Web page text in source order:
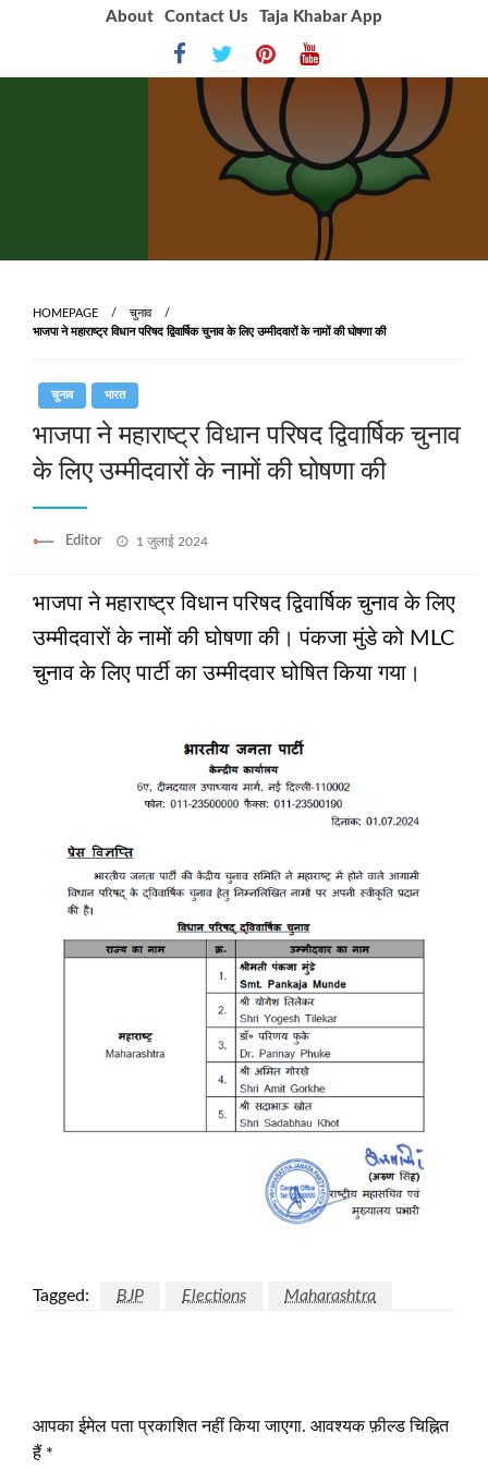
About Contact Us Taja Khabar App
HOMEPAGE
चुनाव
भाजपा ने महाराष्ट्र विधान परिषद द्विवार्षिक चुनाव के लिए उम्मीदवारों के नामों की घोषणा की
चुनाव भारत
भाजपा ने महाराष्ट्र विधान परिषद द्विवार्षिक चुनाव
के लिए उम्मीदवारों के नामों की घोषणा की
Editor
Posted
1 जुलाई 2024
भाजपा ने महाराष्ट्र विधान परिषद द्विवार्षिक चुनाव के लिए
उम्मीदवारों के नामों की घोषणा की। पंकजा मुंडे को MLC
चुनाव के लिए पार्टी का उम्मीदवार घोषित किया गया।
Tagged: BJP Elections Maharashtra
आपका ईमेल पता प्रकाशित नहीं किया जाएगा. आवश्यक फ़ील्ड चिह्नित
हैं *